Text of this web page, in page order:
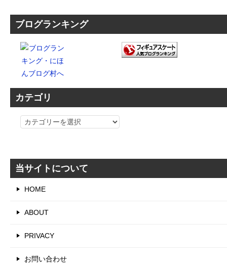
ブログランキング
カテゴリ
カ
リ
当サイトについて
HOME
ABOUT
PRIVACY
お問い合わせ